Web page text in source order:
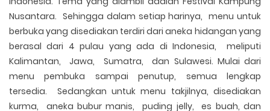
Nusantara. Sehingga dalam setiap harinya, menu untuk
berbuka yang disediakan terdiri dari aneka hidangan yang
berasal dari 4 pulau yang ada di Indonesia, meliputi
Kalimantan, Jawa, Sumatra, dan Sulawesi. Mulai dari
menu pembuka sampai penutup, semua lengkap
tersedia. Sedangkan untuk menu takjilnya, disediakan
kurma, aneka bubur manis, puding jelly, es buah, dan